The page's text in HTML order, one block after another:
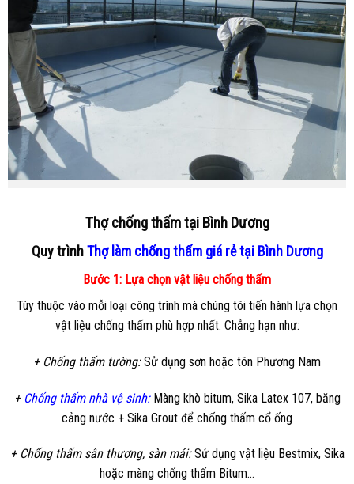
Thợ chống thấm tại Bình Dương
Quy trìnhThợ làm chống thấm giá rẻ tại Bình Dương
Bước 1: Lựa chọn vật liệu chống thấm
Tùy thuộc vào mỗi loại công trình mà chúng tôi tiến hành lựa chọn
vật liệu chống thấm phù hợp nhất. Chẳng hạn như:
+ Chống thấm tường:Sử dụng sơn hoặc tôn Phương Nam
+ Chống thấm nhà vệ sinh:Màng khò bitum, Sika Latex 107, băng
cảng nước + Sika Grout để chống thấm cổ ống
+ Chống thấm sân thượng, sàn mái:Sử dụng vật liệu Bestmix, Sika
hoặc màng chống thấm Bitum…